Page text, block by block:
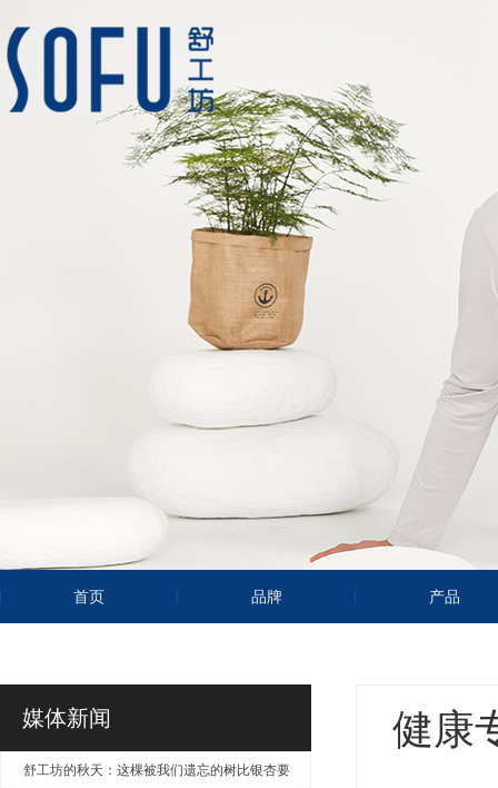
首页 品牌 产品
媒体新闻
舒工坊的秋天：这棵被我们遗忘的树比银杏要
健康